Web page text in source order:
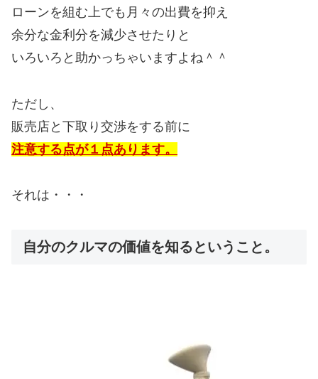
ローンを組む上でも月々の出費を抑え
余分な金利分を減少させたりと
いろいろと助かっちゃいますよね＾＾
ただし、
販売店と下取り交渉をする前に
注意する点が１点あります。
それは・・・
自分のクルマの価値を知るということ。